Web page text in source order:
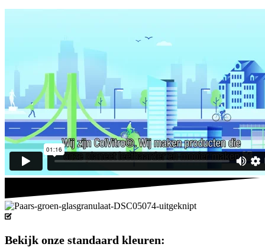
Bekijk onze standaard kleuren: